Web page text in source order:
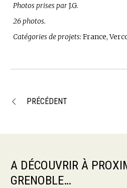
Photos prises parJ.G.
26 photos.
Catégories de projets:France,
PRÉCÉDENT
A DÉCOUVRIR À
GRENOBLE…